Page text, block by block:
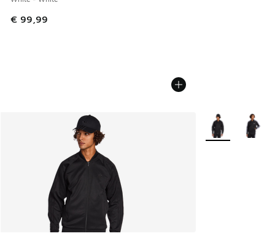
€ 99,99
Plus de couleurs